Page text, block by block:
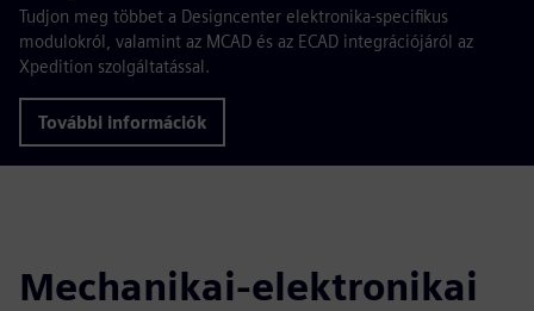
Tudjon meg többet a Designcenter elektronika-specifikus
modulokról, valamint az MCAD és az ECAD integrációjáról az
Xpedition szolgáltatással.
További információk
Mechanikai-elektronikai